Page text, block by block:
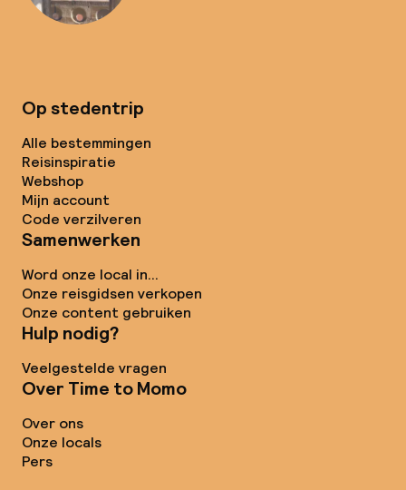
Op stedentrip
Alle bestemmingen
Reisinspiratie
Webshop
Mijn account
Code verzilveren
Samenwerken
Word onze local in...
Onze reisgidsen verkopen
Onze content gebruiken
Hulp nodig?
Veelgestelde vragen
Over Time to Momo
Over ons
Onze locals
Pers